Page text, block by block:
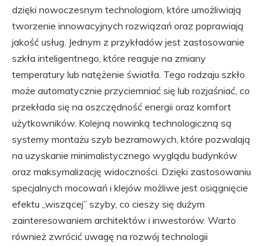
dzięki nowoczesnym technologiom, które umożliwiają
tworzenie innowacyjnych rozwiązań oraz poprawiają
jakość usług. Jednym z przykładów jest zastosowanie
szkła inteligentnego, które reaguje na zmiany
temperatury lub natężenie światła. Tego rodzaju szkło
może automatycznie przyciemniać się lub rozjaśniać, co
przekłada się na oszczędność energii oraz komfort
użytkowników. Kolejną nowinką technologiczną są
systemy montażu szyb bezramowych, które pozwalają
na uzyskanie minimalistycznego wyglądu budynków
oraz maksymalizację widoczności. Dzięki zastosowaniu
specjalnych mocowań i klejów możliwe jest osiągnięcie
efektu „wiszącej” szyby, co cieszy się dużym
zainteresowaniem architektów i inwestorów. Warto
również zwrócić uwagę na rozwój technologii